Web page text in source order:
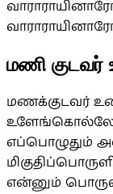
மணி குடவர்
மணக்குடவர்
எப்பொழுதும்
என்னும்